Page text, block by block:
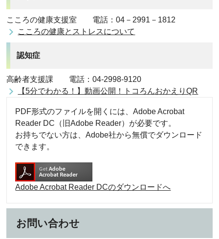
こころの健康支援室 電話：04－2991－1812
こころの健康とストレスについて
認知症
高齢者支援課 電話：04-2998-9120
【5分でわかる！】動画公開！トコろんおかえりQR
PDF形式のファイルを開くには、Adobe Acrobat
Reader DC（旧Adobe Reader）が必要です。
お持ちでない方は、Adobe社から無償でダウンロード
できます。
Adobe Acrobat Reader DCのダウンロードへ
お問い合わせ